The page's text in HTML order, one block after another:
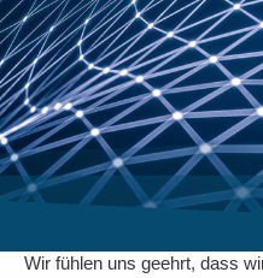
Wir fühlen uns geehrt, dass